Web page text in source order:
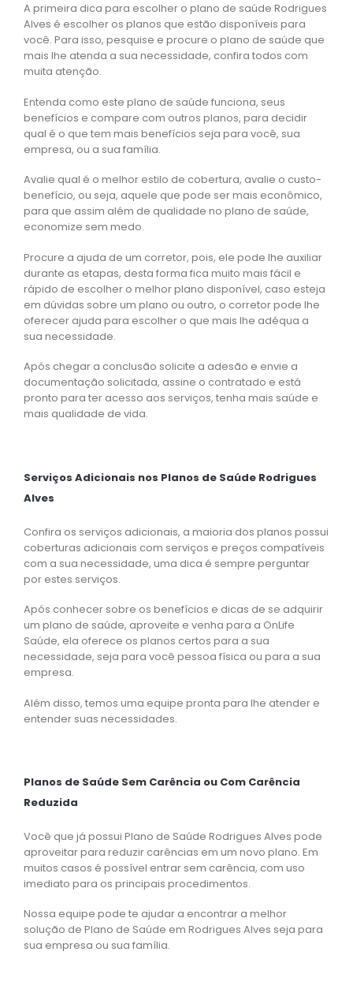
A primeira dica para escolher o plano de saúde Rodrigues
Alves é escolher os planos que estão disponíveis para
você. Para isso, pesquise e procure o plano de saúde que
mais lhe atenda a sua necessidade, confira todos com
muita atenção.
Entenda como este plano de saúde funciona, seus
benefícios e compare com outros planos, para decidir
qual é o que tem mais benefícios seja para você, sua
empresa, ou a sua família.
Avalie qual é o melhor estilo de cobertura, avalie o custo-
benefício, ou seja, aquele que pode ser mais econômico,
para que assim além de qualidade no plano de saúde,
economize sem medo.
Procure a ajuda de um corretor, pois, ele pode lhe auxiliar
durante as etapas, desta forma fica muito mais fácil e
rápido de escolher o melhor plano disponível, caso esteja
em dúvidas sobre um plano ou outro, o corretor pode lhe
oferecer ajuda para escolher o que mais lhe adéqua a
sua necessidade.
Após chegar a conclusão solicite a adesão e envie a
documentação solicitada, assine o contratado e está
pronto para ter acesso aos serviços, tenha mais saúde e
mais qualidade de vida.
Serviços Adicionais nos Planos de Saúde Rodrigues
Alves
Confira os serviços adicionais, a maioria dos planos possui
coberturas adicionais com serviços e preços compatíveis
com a sua necessidade, uma dica é sempre perguntar
por estes serviços.
Após conhecer sobre os benefícios e dicas de se adquirir
um plano de saúde, aproveite e venha para a OnLife
Saúde, ela oferece os planos certos para a sua
necessidade, seja para você pessoa física ou para a sua
empresa.
Além disso, temos uma equipe pronta para lhe atender e
entender suas necessidades.
Planos de Saúde Sem Carência ou Com Carência
Reduzida
Você que já possui Plano de Saúde Rodrigues Alves pode
aproveitar para reduzir carências em um novo plano. Em
muitos casos é possível entrar sem carência, com uso
imediato para os principais procedimentos.
Nossa equipe pode te ajudar a encontrar a melhor
solução de Plano de Saúde em Rodrigues Alves seja para
sua empresa ou sua família.